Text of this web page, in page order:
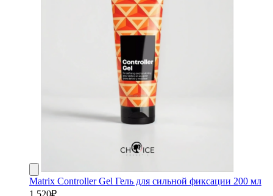
Matrix Controller Gel Гель для сильной фиксации 200 мл